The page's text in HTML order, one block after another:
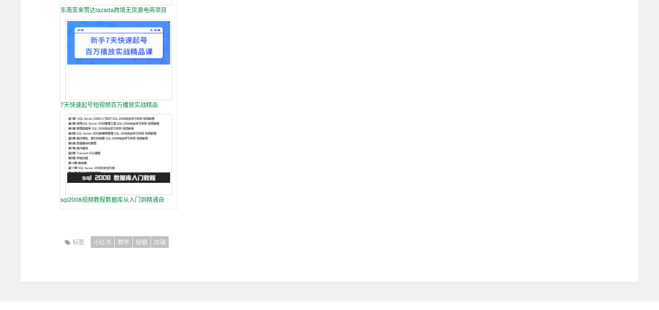
东南亚来赞达lazada跨境无货源电商项目
7天快速起号短视频百万播放实战精品
sql2008视频教程数据库从入门到精通自
标签 小红书 教学 秘籍 店铺